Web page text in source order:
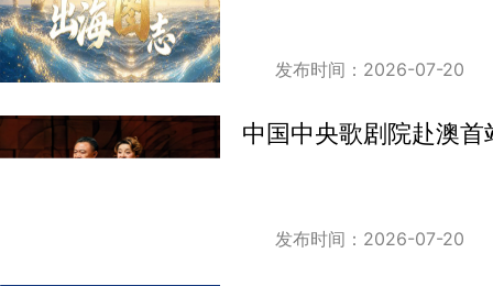
发布时间：2026-07-20
中国中央歌剧院赴澳首
发布时间：2026-07-20